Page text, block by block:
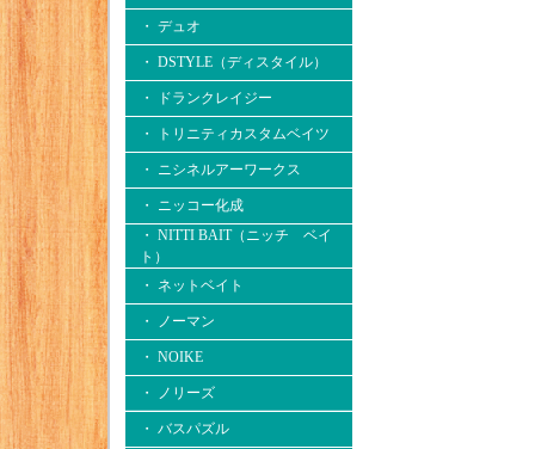
・ デュオ
・ DSTYLE（ディスタイル）
・ ドランクレイジー
・ トリニティカスタムベイツ
・ ニシネルアーワークス
・ ニッコー化成
・ NITTI BAIT（ニッチ ベイ
ト）
・ ネットベイト
・ ノーマン
・ NOIKE
・ ノリーズ
・ バスパズル